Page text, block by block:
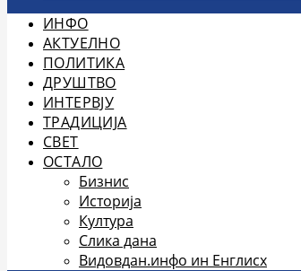
ИНФО
АКТУЕЛНО
ПОЛИТИКА
ДРУШТВО
ИНТЕРВЈУ
ТРАДИЦИЈА
СВЕТ
ОСТАЛО
Бизнис
Историја
Култура
Слика дана
Видовдан.инфо ин Енглисх